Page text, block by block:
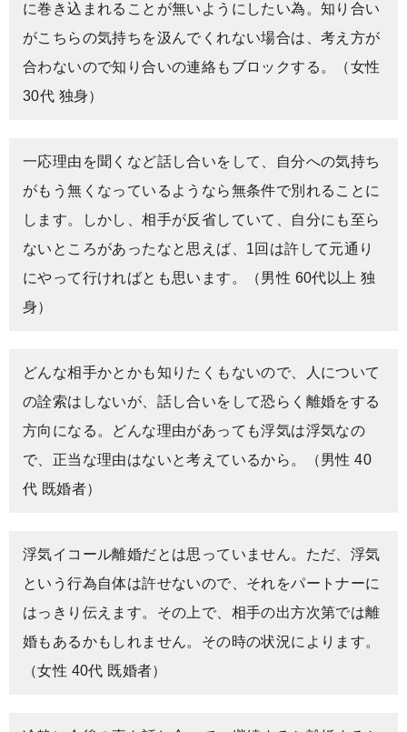
に巻き込まれることが無いようにしたい為。知り合い
がこちらの気持ちを汲んでくれない場合は、考え方が
合わないので知り合いの連絡もブロックする。（女性
30代 独身）
一応理由を聞くなど話し合いをして、自分への気持ち
がもう無くなっているようなら無条件で別れることに
します。しかし、相手が反省していて、自分にも至ら
ないところがあったなと思えば、1回は許して元通り
にやって行ければとも思います。（男性 60代以上 独
身）
どんな相手かとかも知りたくもないので、人について
の詮索はしないが、話し合いをして恐らく離婚をする
方向になる。どんな理由があっても浮気は浮気なの
で、正当な理由はないと考えているから。（男性 40
代 既婚者）
浮気イコール離婚だとは思っていません。ただ、浮気
という行為自体は許せないので、それをパートナーに
はっきり伝えます。その上で、相手の出方次第では離
婚もあるかもしれません。その時の状況によります。
（女性 40代 既婚者）